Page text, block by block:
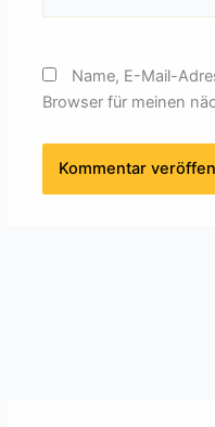
Name, E-Mail-
Browser für meinen